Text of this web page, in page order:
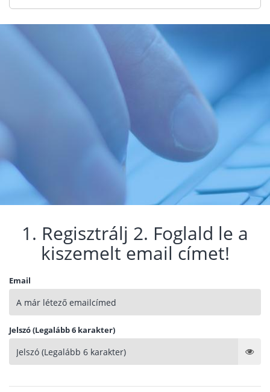
1. Regisztrálj 2. Foglald le a
kiszemelt email címet!
Email
Jelszó (Legalább 6 karakter)